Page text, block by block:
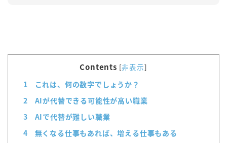
Contents [非表示]
1
これは、何の数字でしょうか？
2
AIが代替できる可能性が高い職業
3
AIで代替が難しい職業
4
無くなる仕事もあれば、増える仕事もある